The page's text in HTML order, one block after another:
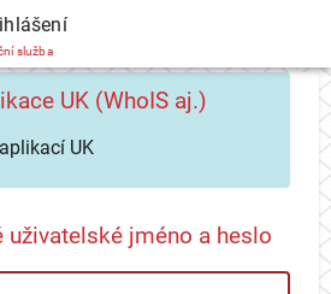
služba
UK (WhoIS aj.)
UK
uživatelské jméno a heslo